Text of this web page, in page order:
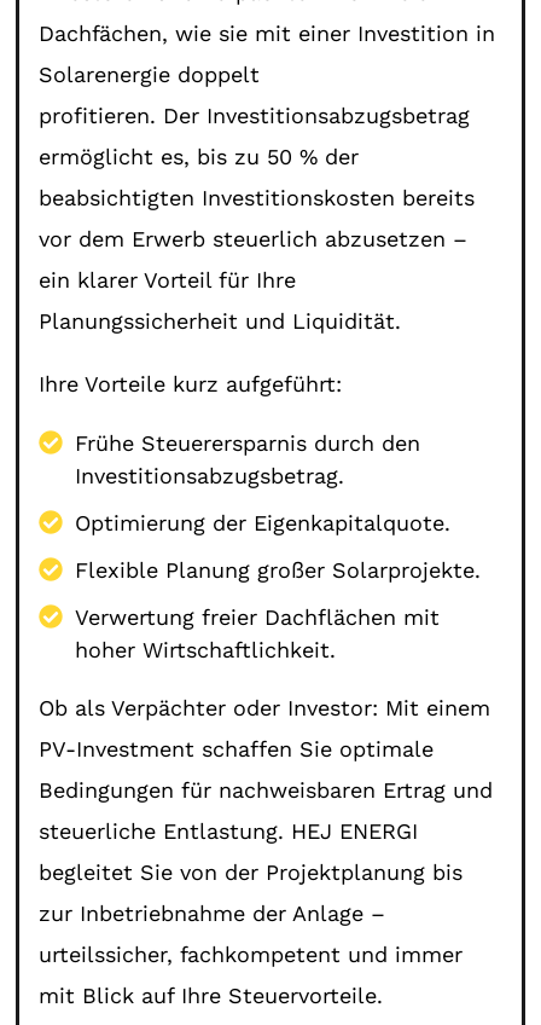
Dachfächen, wie sie mit einer Investition in
Solarenergie doppelt
profitieren. Der Investitionsabzugsbetrag
ermöglicht es, bis zu 50 % der
beabsichtigten Investitionskosten bereits
vor dem Erwerb steuerlich abzusetzen –
ein klarer Vorteil für Ihre
Planungssicherheit und Liquidität.
Ihre Vorteile kurz aufgeführt:
Frühe Steuerersparnis durch den
Investitionsabzugsbetrag.
Optimierung der Eigenkapitalquote.
Flexible Planung großer Solarprojekte.
Verwertung freier Dachflächen mit
hoher Wirtschaftlichkeit.
Ob als Verpächter oder Investor: Mit einem
PV-Investment schaffen Sie optimale
Bedingungen für nachweisbaren Ertrag und
steuerliche Entlastung. HEJ ENERGI
begleitet Sie von der Projektplanung bis
zur Inbetriebnahme der Anlage –
urteilssicher, fachkompetent und immer
mit Blick auf Ihre Steuervorteile.